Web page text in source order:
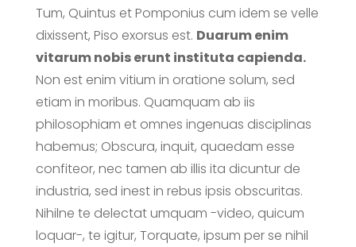
Tum, Quintus et Pomponius cum idem se velle
dixissent, Piso exorsus est. Duarum enim
vitarum nobis erunt instituta capienda.
Non est enim vitium in oratione solum, sed
etiam in moribus. Quamquam ab iis
philosophiam et omnes ingenuas disciplinas
habemus; Obscura, inquit, quaedam esse
confiteor, nec tamen ab illis ita dicuntur de
industria, sed inest in rebus ipsis obscuritas.
Nihilne te delectat umquam -video, quicum
loquar-, te igitur, Torquate, ipsum per se nihil